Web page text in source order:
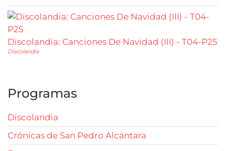
Discolandia: Canciones De Navidad (III) - T04-P25
Discolandia
Programas
Discolandia
Crónicas de San Pedro Alcántara